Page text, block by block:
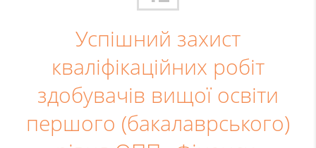
Успішний захист
кваліфікаційних робіт
здобувачів вищої освіти
першого (бакалаврського)